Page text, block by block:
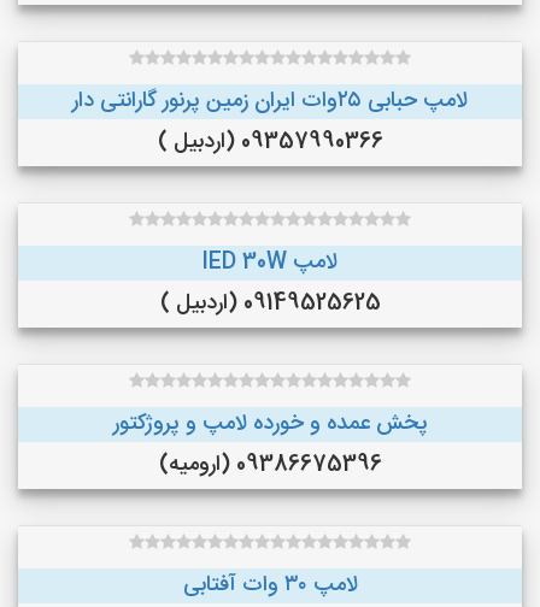
لامپ حبابی ۲۵وات ایران زمین پرنور گارانتی دار
09357990366 (اردبیل )
لامپ lED 30W
09149525625 (اردبیل )
پخش عمده و خورده لامپ و پروژکتور
09386675396 (ارومیه)
لامپ ۳۰ وات آفتابی